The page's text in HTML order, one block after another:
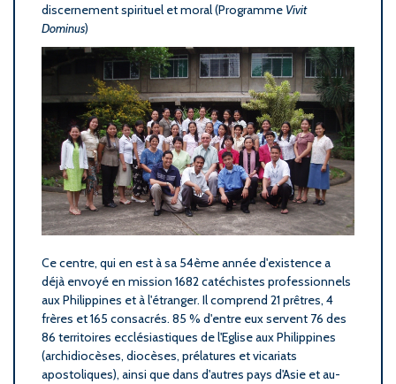
discernement spirituel et moral (Programme Vivit
Dominus)
Ce centre, qui en est à sa 54ème année d'existence a
déjà envoyé en mission 1682 catéchistes professionnels
aux Philippines et à l'étranger. Il comprend 21 prêtres, 4
frères et 165 consacrés. 85 % d'entre eux servent 76 des
86 territoires ecclésiastiques de l'Eglise aux Philippines
(archidiocèses, diocèses, prélatures et vicariats
apostoliques), ainsi que dans d'autres pays d'Asie et au-